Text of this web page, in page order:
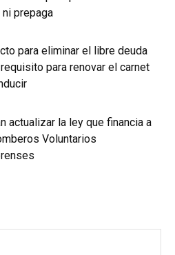
prepaga
para eliminar el libre deuda
para renovar el carnet
actualizar la ley que financia a
Voluntarios